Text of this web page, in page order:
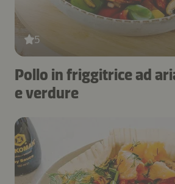
5
Pollo in friggitrice ad
e verdure